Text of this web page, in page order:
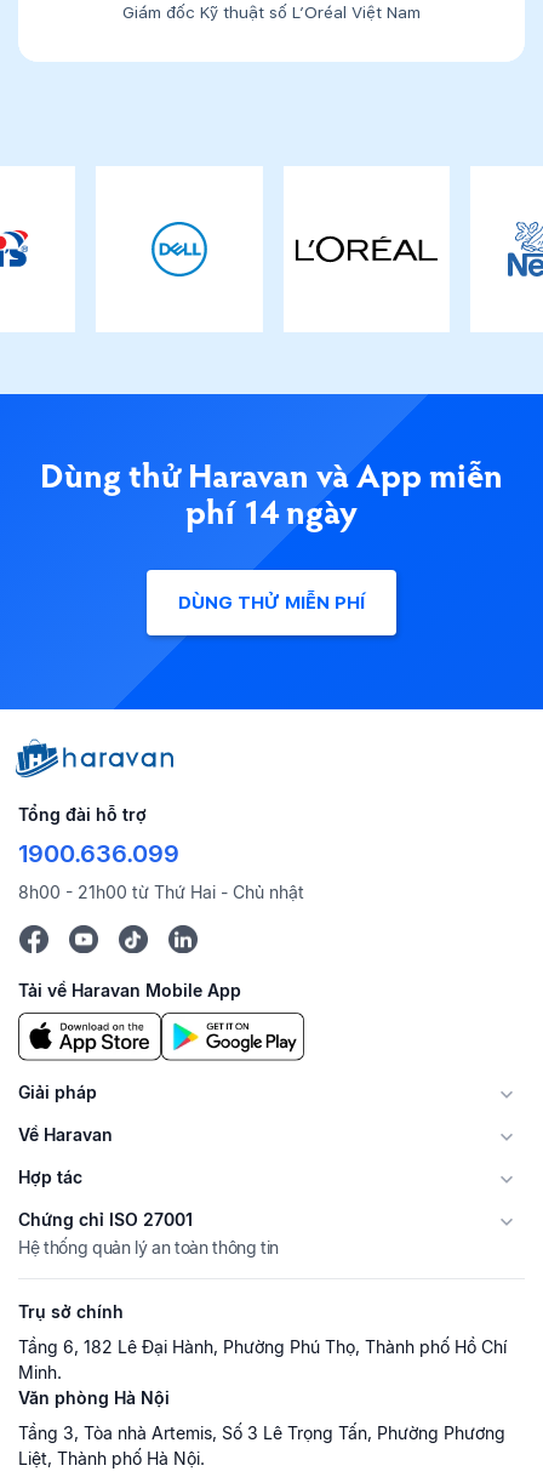
Giám đốc Kỹ thuật số L’Oréal Việt Nam
Dùng thử Haravan và App miễn
phí 14 ngày
DÙNG THỬ MIỄN PHÍ
Tổng đài hỗ trợ
1900.636.099
8h00 - 21h00 từ Thứ Hai - Chủ nhật
Tải về Haravan Mobile App
Giải pháp
Về Haravan
Hợp tác
Chứng chỉ ISO 27001
Hệ thống quản lý an toàn thông tin
Trụ sở chính
Tầng 6, 182 Lê Đại Hành, Phường Phú Thọ, Thành phố Hồ Chí
Minh.
Văn phòng Hà Nội
Tầng 3, Tòa nhà Artemis, Số 3 Lê Trọng Tấn, Phường Phương
Liệt, Thành phố Hà Nội.